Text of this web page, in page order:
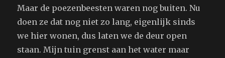
Maar de poezenbeesten waren nog buiten. Nu
doen ze dat nog niet zo lang, eigenlijk sinds
we hier wonen, dus laten we de deur open
staan. Mijn tuin grenst aan het water maar